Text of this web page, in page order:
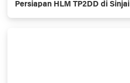
Persiapan HLM TP2DD di Sinjai